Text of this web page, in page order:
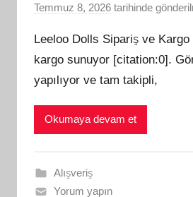
Temmuz 8, 2026 tarihinde
Leeloo Dolls Sipariş ve
kargo sunuyor [citation:0].
yapılıyor ve tam takipli,
Okumaya devam et
Alışveriş
Yorum yapın